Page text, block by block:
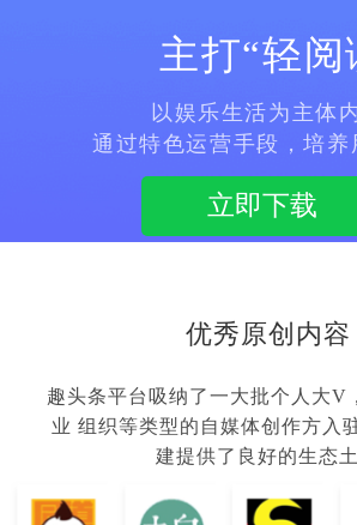
主打“轻阅
以娱乐生活为主体
通过特色运营手段，培养
立即下载
优秀原创内容
趣头条平台吸纳了一大批个人大V
业 组织等类型的自媒体创作方入
建提供了良好的生态